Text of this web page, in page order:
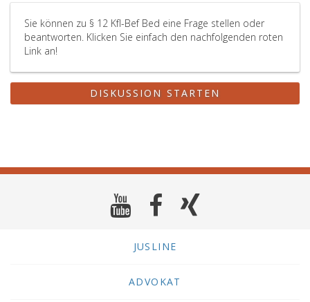
Sie können zu § 12 Kfl-Bef Bed eine Frage stellen oder
beantworten. Klicken Sie einfach den nachfolgenden roten
Link an!
DISKUSSION STARTEN
JUSLINE
ADVOKAT